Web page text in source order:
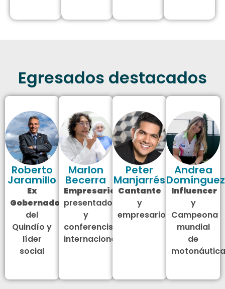
Egresados destacados
Roberto
Jaramillo
Ex
Gobernador
del
Quindío y
líder
social
Marlon
Becerra
Empresario
presentador
y
conferencista
internacional
Peter
Manjarrés
Cantante
y
empresario
Andrea
Domínguez
Influencer
y
Campeona
mundial
de
motonáutica